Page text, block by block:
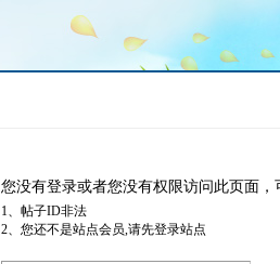
您没有登录或者您没有权限访问此页面
1、帖子ID非法
2、您还不是站点会员,请先登录站点